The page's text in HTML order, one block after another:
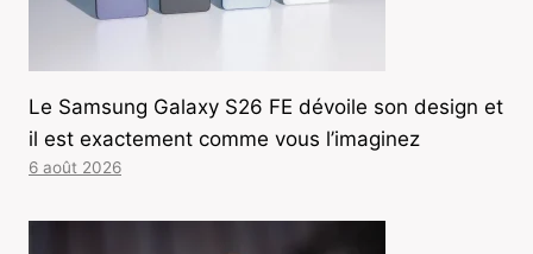
Le Samsung Galaxy S26 FE dévoile son design et
il est exactement comme vous l’imaginez
6 août 2026